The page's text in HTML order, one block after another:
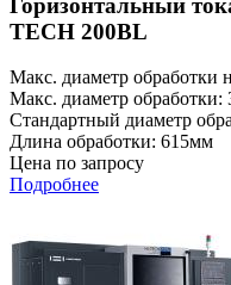
Горизонтальный
TECH 200BL
Макс. диаметр обработки
Макс. диаметр обработки:
Стандартный диаметр
Длина обработки: 615мм
Цена по запросу
Подробнее